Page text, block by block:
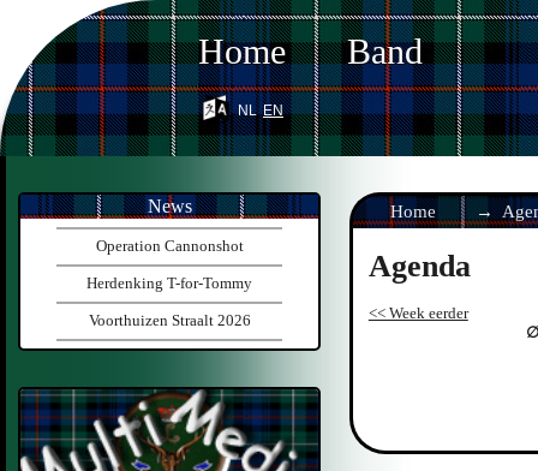
Home Band
nl en
Home
Agenda
<< Week eerder
News
Operation Cannonshot
Herdenking T-for-Tommy
Voorthuizen Straalt 2026